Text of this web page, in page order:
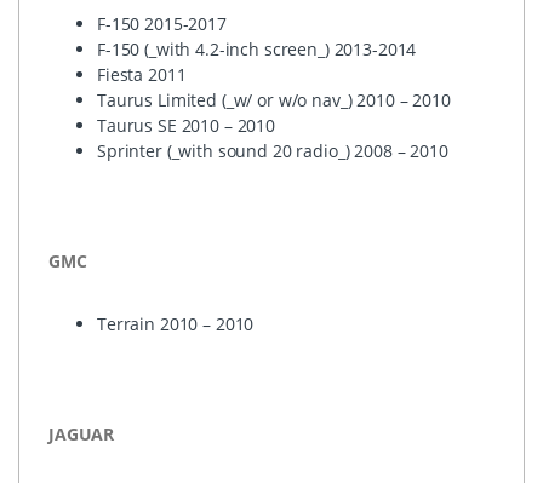
F-150 2015-2017
F-150 (_with 4.2-inch screen_) 2013-2014
Fiesta 2011
Taurus Limited (_w/ or w/o nav_) 2010 – 2010
Taurus SE 2010 – 2010
Sprinter (_with sound 20 radio_) 2008 – 2010
GMC
Terrain 2010 – 2010
JAGUAR